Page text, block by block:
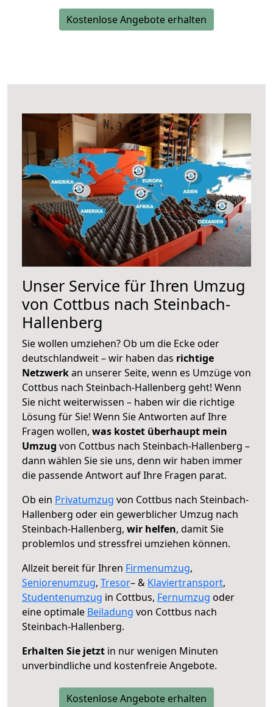
Kostenlose Angebote erhalten
Unser Service für Ihren Umzug
von Cottbus nach Steinbach-
Hallenberg
Sie wollen umziehen? Ob um die Ecke oder
deutschlandweit – wir haben das richtige
Netzwerkan unserer Seite, wenn es Umzüge von
Cottbus nach Steinbach-Hallenberg geht! Wenn
Sie nicht weiterwissen – haben wir die richtige
Lösung für Sie! Wenn Sie Antworten auf Ihre
Fragen wollen, was kostet überhaupt mein
Umzug von Cottbus nach Steinbach-Hallenberg –
dann wählen Sie sie uns, denn wir haben immer
die passende Antwort auf Ihre Fragen parat.
Ob ein Privatumzug von Cottbus nach Steinbach-
Hallenberg oder ein gewerblicher Umzug nach
Steinbach-Hallenberg, wir helfen, damit Sie
problemlos und stressfrei umziehen können.
Allzeit bereit für Ihren Firmenumzug,
Seniorenumzug, Tresor– & Klaviertransport,
Studentenumzug in Cottbus, Fernumzug oder
eine optimale Beiladung von Cottbus nach
Steinbach-Hallenberg.
Erhalten Sie jetzt in nur wenigen Minuten
unverbindliche und kostenfreie Angebote.
Kostenlose Angebote erhalten